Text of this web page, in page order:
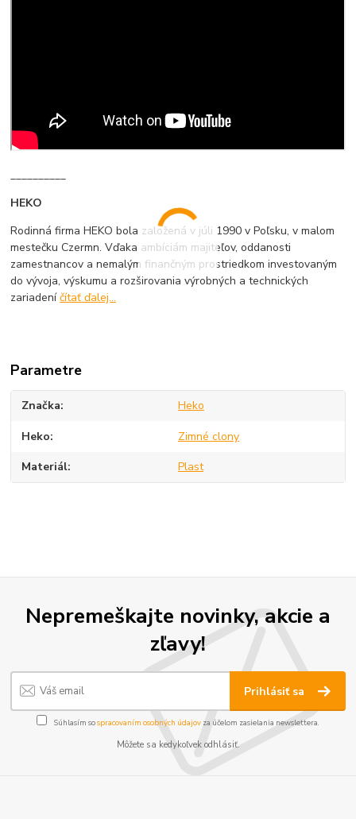
HEKO
Rodinná firma HEKO bola založená v júli 1990 v Poľsku, v malom
mestečku Czermn. Vďaka ambíciám majiteľov, oddanosti
zamestnancov a nemalým finančným prostriedkom investovaným
do vývoja, výskumu a rozširovania výrobných a technických
zariadeníčítať ďalej...
Parametre
Značka Heko
Heko Zimné clony
Materiál Plast
Nepremeškajte novinky, akcie a
zľavy!
Prihlásiť sa
Súhlasím sospracovaním osobných údajov za účelom zasielania newslettera.
Môžete sa kedykoľvek odhlásiť.